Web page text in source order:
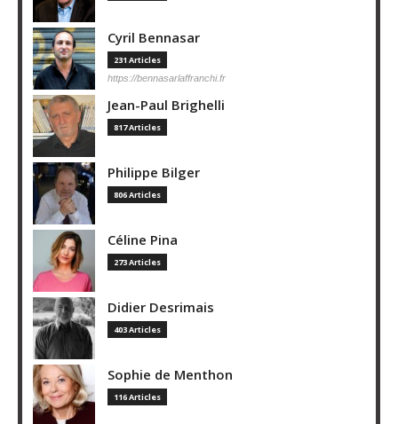
Cyril Bennasar
231 Articles
https://bennasarlaffranchi.fr
Jean-Paul Brighelli
817 Articles
Philippe Bilger
806 Articles
Céline Pina
273 Articles
Didier Desrimais
403 Articles
Sophie de Menthon
116 Articles